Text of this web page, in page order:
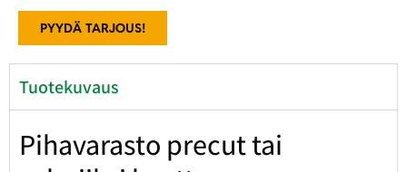
PYYDÄ TARJOUS!
Tuotekuvaus
Pihavarasto precut tai